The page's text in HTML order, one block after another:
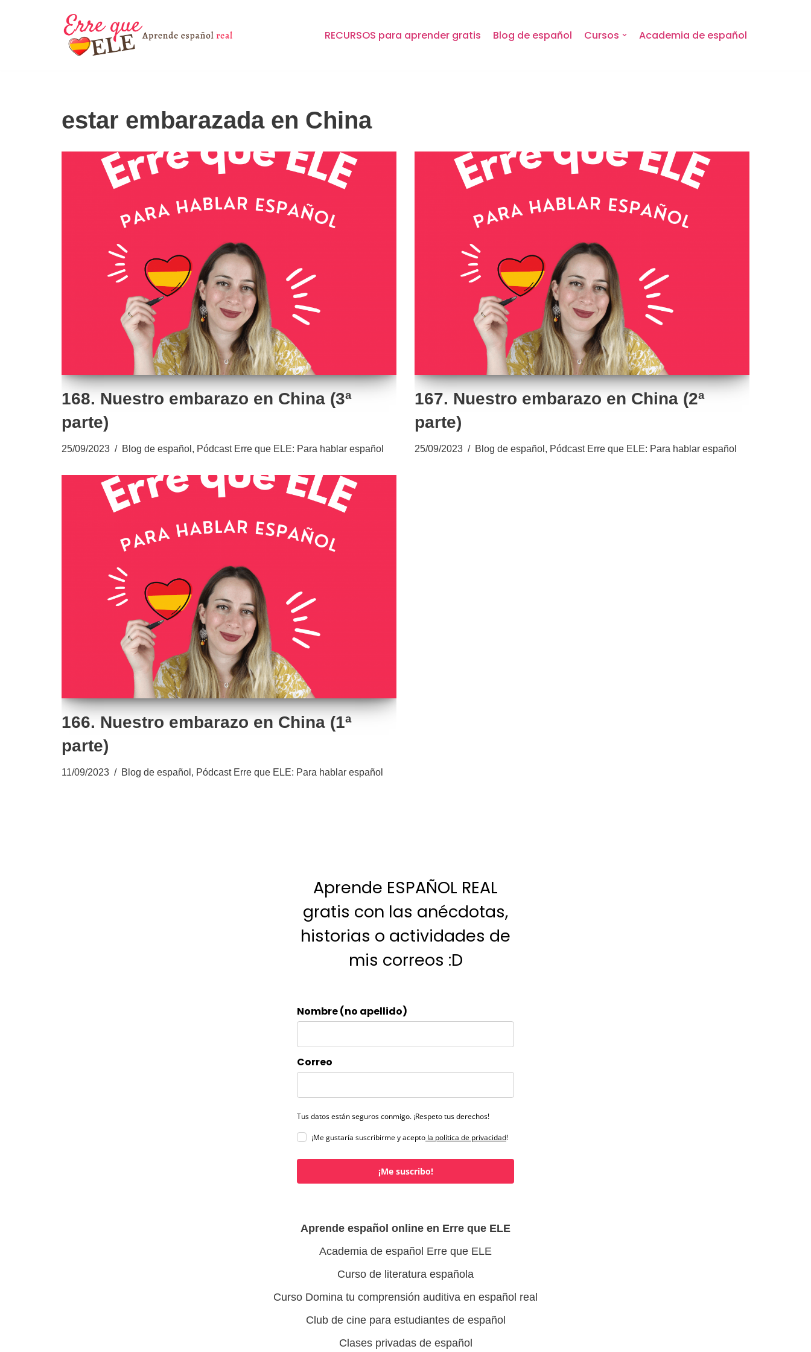
RECURSOS para aprender gratis Blog de español Cursos Academia de español
estar embarazada en China
168. Nuestro embarazo en China (3ª
parte)
25/09/2023 Blog de español Pódcast Erre que ELE: Para hablar español
167. Nuestro embarazo en China (2ª
parte)
25/09/2023 Blog de español Pódcast Erre que ELE: Para hablar español
166. Nuestro embarazo en China (1ª
parte)
11/09/2023 Blog de español Pódcast Erre que ELE: Para hablar español
Aprende ESPAÑOL REAL
gratis con las anécdotas,
historias o actividades de
mis correos :D
Nombre (no apellido)
Correo
Tus datos están seguros conmigo. ¡Respeto tus derechos!
¡Me gustaría suscribirme y acepto la política de privacidad!
¡Me suscribo!
Aprende español online en Erre que ELE
Academia de español Erre que ELE
Curso de literatura española
Curso Domina tu comprensión auditiva en español real
Club de cine para estudiantes de español
Clases privadas de español